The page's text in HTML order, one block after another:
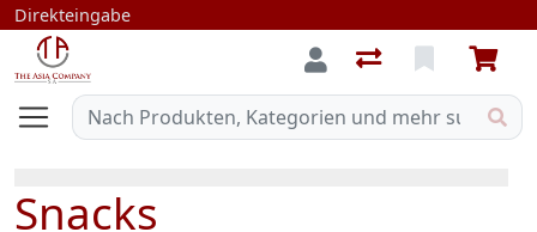
Direkteingabe
Snacks